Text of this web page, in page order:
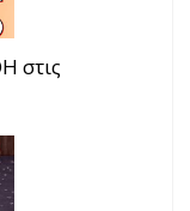
στις